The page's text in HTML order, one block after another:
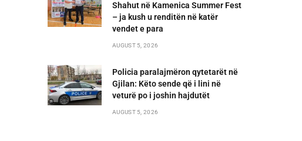
Shahut në Kamenica Summer Fest
– ja kush u renditën në katër
vendet e para
AUGUST 5, 2026
Policia paralajmëron qytetarët në
Gjilan: Këto sende që i lini në
veturë po i joshin hajdutët
AUGUST 5, 2026